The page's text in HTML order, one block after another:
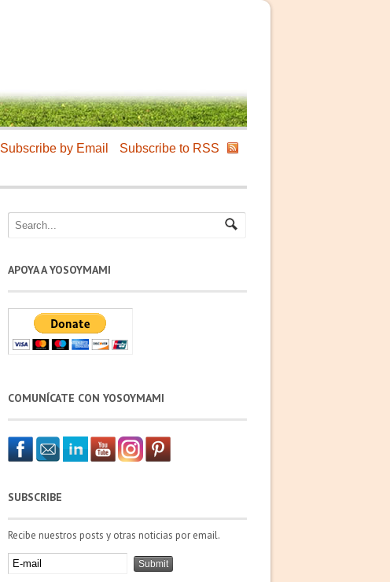
Subscribe by Email
Subscribe to RSS
APOYA A YOSOYMAMI
COMUNÍCATE CON YOSOYMAMI
SUBSCRIBE
Recibe nuestros posts y otras noticias por email.